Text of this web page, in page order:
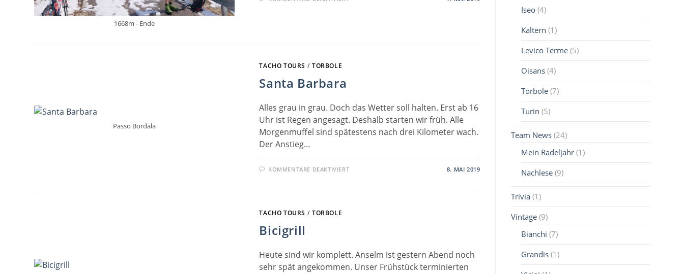
1668m - Ende
Passo Bordala
TACHO TOURS / TORBOLE
Santa Barbara
Alles grau in grau. Doch das Wetter soll halten. Erst ab 16
Uhr ist Regen angesagt. Deshalb starten wir früh. Alle
Morgenmuffel sind spätestens nach drei Kilometer wach.
Der Anstieg…
KOMMENTARE DEAKTIVIERTFÜR 8. MAI 2019
TACHO TOURS / TORBOLE
Bicigrill
Heute sind wir komplett. Anselm ist gestern Abend noch
sehr spät angekommen. Unser Frühstück terminierten
Iseo (4)
Kaltern (1)
Levico Terme (5)
Oisans (4)
Torbole (7)
Turin (5)
Team News (24)
Mein Radeljahr (1)
Nachlese (9)
Trivia (1)
Vintage (9)
Bianchi (7)
Grandis (1)